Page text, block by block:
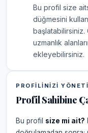
Bu profil size
düğmesini
uzmanlık
ekleyebilirsiniz.
PROFILINIZI
Profil Sahibine
Bu profil size mi ait?